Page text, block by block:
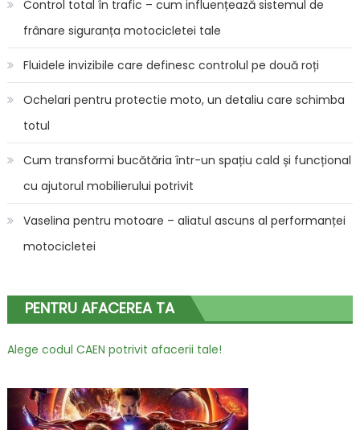
Control total în trafic – cum influențează sistemul de
frânare siguranța motocicletei tale
Fluidele invizibile care definesc controlul pe două roți
Ochelari pentru protectie moto, un detaliu care schimba
totul
Cum transformi bucătăria într-un spațiu cald și funcțional
cu ajutorul mobilierului potrivit
Vaselina pentru motoare – aliatul ascuns al performanței
motocicletei
PENTRU AFACEREA TA
Alege codul CAEN potrivit afacerii tale!